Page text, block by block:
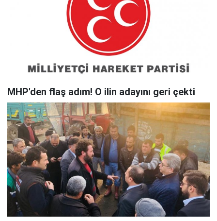
MHP'den flaş adım! O ilin adayını geri çekti